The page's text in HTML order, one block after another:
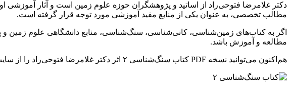
دکتر غلامرضا فتوحی‌راد از اساتید و پژوهشگران حوزه علوم زمین است و آثار
مطالب تخصصی، به عنوان یکی از منابع مفید آموزشی مورد توجه قرار گرفته است.
مطالعه و آموزش باشد.
هم‌اکنون می‌توانید نسخه PDF کتاب سنگ‌شناسی ۲ اثر دکتر غلامرضا فتوحی‌راد را از سایت پویا فایل با لینک مستقیم دریافت کنید.